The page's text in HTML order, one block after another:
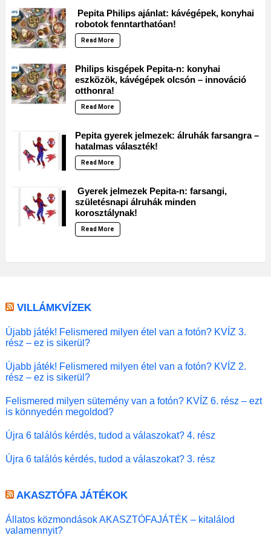
Pepita Philips ajánlat: kávégépek, konyhai
robotok fenntarthatóan!
Read More
Philips kisgépek Pepita-n: konyhai
eszközök, kávégépek olcsón – innováció
otthonra!
Read More
Pepita gyerek jelmezek: álruhák farsangra –
hatalmas választék!
Read More
Gyerek jelmezek Pepita-n: farsangi,
születésnapi álruhák minden
korosztálynak!
Read More
VILLÁMKVÍZEK
Újabb játék! Felismered milyen étel van a fotón? KVÍZ 3.
rész – ez is sikerül?
Újabb játék! Felismered milyen étel van a fotón? KVÍZ 2.
rész – ez is sikerül?
Felismered milyen sütemény van a fotón? KVÍZ 6. rész – ezt
is könnyedén megoldod?
Újra 6 találós kérdés, tudod a válaszokat? 4. rész
Újra 6 találós kérdés, tudod a válaszokat? 3. rész
AKASZTÓFA JÁTÉKOK
Állatos közmondások AKASZTÓFAJÁTÉK – kitalálod
valamennyit?